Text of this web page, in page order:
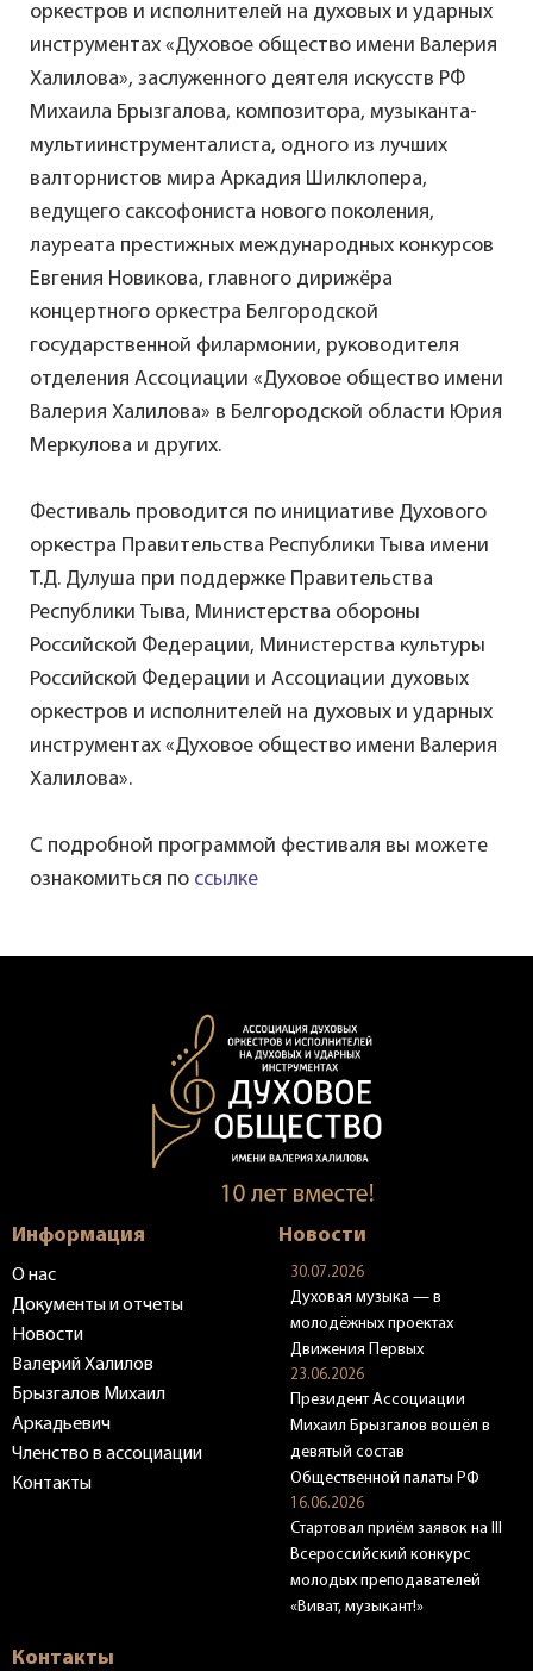
оркестров и исполнителей на духовых и ударных
инструментах «Духовое общество имени Валерия
Халилова», заслуженного деятеля искусств РФ
Михаила Брызгалова, композитора, музыканта-
мультиинструменталиста, одного из лучших
валторнистов мира Аркадия Шилклопера,
ведущего саксофониста нового поколения,
лауреата престижных международных конкурсов
Евгения Новикова, главного дирижёра
концертного оркестра Белгородской
государственной филармонии, руководителя
отделения Ассоциации «Духовое общество имени
Валерия Халилова» в Белгородской области Юрия
Меркулова и других.
Фестиваль проводится по инициативе Духового
оркестра Правительства Республики Тыва имени
Т.Д. Дулуша при поддержке Правительства
Республики Тыва, Министерства обороны
Российской Федерации, Министерства культуры
Российской Федерации и Ассоциации духовых
оркестров и исполнителей на духовых и ударных
инструментах «Духовое общество имени Валерия
Халилова».
С подробной программой фестиваля вы можете
ознакомиться по ссылке
Информация
О нас
Документы и отчеты
Новости
Валерий Халилов
Брызгалов Михаил
Аркадьевич
Членство в ассоциации
Контакты
Новости
30.07.2026
Духовая музыка — в
молодёжных проектах
Движения Первых
23.06.2026
Президент Ассоциации
Михаил Брызгалов вошёл в
девятый состав
Общественной палаты РФ
16.06.2026
Стартовал приём заявок на III
Всероссийский конкурс
молодых преподавателей
«Виват, музыкант!»
Контакты